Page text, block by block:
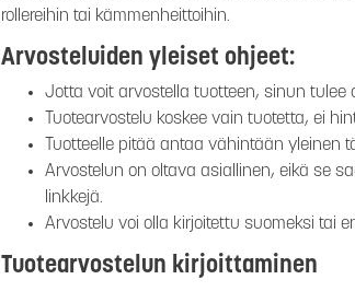
rollereihin tai kämmenheittoihin.
Arvosteluiden yleiset ohjeet:
Jotta voit arvostella tuotteen, sinun tulee
Tuotearvostelu koskee vain tuotetta, ei
Tuotteelle pitää antaa vähintään yleinen
Arvostelun on oltava asiallinen, eikä se
linkkejä.
Arvostelu voi olla kirjoitettu suomeksi tai
Tuotearvostelun kirjoittaminen